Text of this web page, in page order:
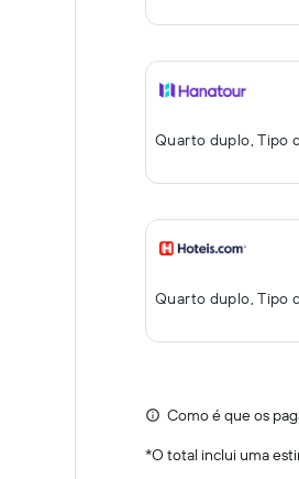
Quarto duplo, Tipo
Quarto duplo, Tipo
Como é que os
*O total inclui uma